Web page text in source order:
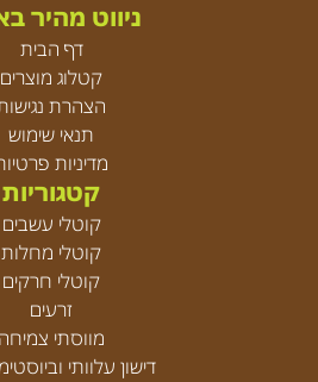
ניווט מהיר
דף הבית
קטלוג מוצרים
הצהרת
תנאי שימוש
מדיניות
קטגוריות
קוטלי עשבים
קוטלי מחלות
קוטלי חרקים
זרעים
מווסתי צמיחה
דישון עלוותי